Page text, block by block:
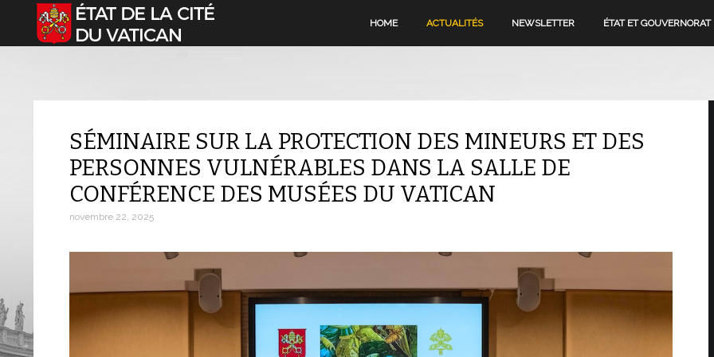
Sélectionnez votre langue HOME ACTUALITÉS NEWSLETTER ÉTAT ET GOUVERNORAT
SÉMINAIRE SUR LA PROTECTION DES MINEURS ET DES
PERSONNES VULNÉRABLES DANS LA SALLE DE
CONFÉRENCE DES MUSÉES DU VATICAN
novembre 22, 2025